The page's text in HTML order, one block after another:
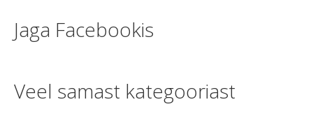
Jaga Facebookis
Veel samast kategooriast